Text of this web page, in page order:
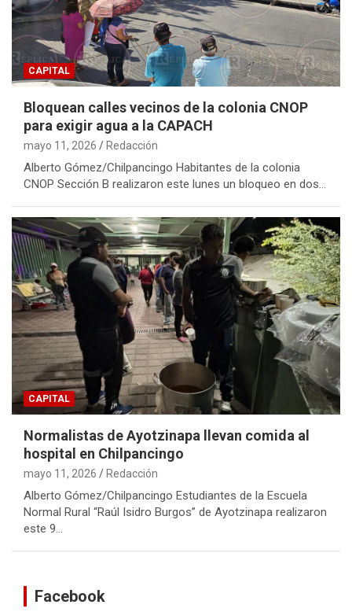
CAPITAL
Bloquean calles vecinos de la colonia CNOP
para exigir agua a la CAPACH
mayo 11, 2026 Redacción
Alberto Gómez/Chilpancingo Habitantes de la colonia
CNOP Sección B realizaron este lunes un bloqueo en dos…
CAPITAL
Normalistas de Ayotzinapa llevan comida al
hospital en Chilpancingo
mayo 11, 2026 Redacción
Alberto Gómez/Chilpancingo Estudiantes de la Escuela
Normal Rural “Raúl Isidro Burgos” de Ayotzinapa realizaron
este 9…
Facebook